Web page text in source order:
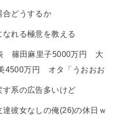
合どうするか
れる極意を教える
篠田麻里子5000万円 大
4500万円 オタ「うおおお
系の広告多いけど
彼女なしの俺(26)の休日ｗ